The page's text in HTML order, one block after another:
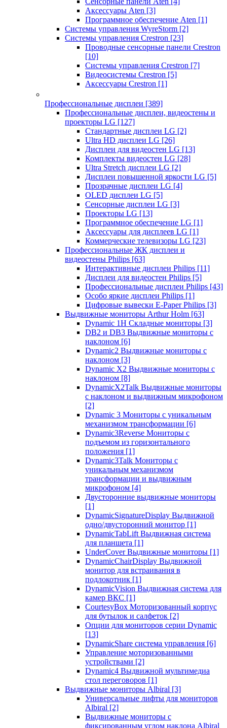
Аксессуары Aten [3]
Программное обеспечение Aten [1]
Системы управления WyreStorm [2]
Системы управления Crestron [23]
Проводные сенсорные панели Crestron
[10]
Системы управления Crestron [7]
Видеосистемы Crestron [5]
Аксессуары Crestron [1]
Профессиональные дисплеи [389]
Профессиональные дисплеи, видеостены и
проекторы LG [127]
Стандартные дисплеи LG [2]
Ultra HD дисплеи LG [26]
Дисплеи для видеостен LG [13]
Комплекты видеостен LG [28]
Ultra Stretch дисплеи LG [2]
Дисплеи повышенной яркости LG [5]
Прозрачные дисплеи LG [4]
OLED дисплеи LG [5]
Сенсорные дисплеи LG [3]
Проекторы LG [13]
Программное обеспечение LG [1]
Аксессуары для дисплеев LG [1]
Коммерческие телевизоры LG [23]
Профессиональные ЖК дисплеи и
видеостены Philips [63]
Интерактивные дисплеи Philips [11]
Дисплеи для видеостен Philips [5]
Профессиональные дисплеи Philips [43]
Особо яркие дисплеи Philips [1]
Цифровые вывески E-Paper Philips [3]
Выдвижные мониторы Arthur Holm [63]
Dynamic 1Н Складные мониторы [3]
DB2 и DB3 Выдвижные мониторы с
наклоном [6]
Dynamic2 Выдвижные мониторы с
наклоном [3]
Dynamic X2 Выдвижные мониторы с
наклоном [8]
DynamicX2Talk Выдвижные мониторы
с наклоном и выдвижным микрофоном
[2]
Dynamic 3 Мониторы с уникальным
механизмом трансформации [6]
Dynamic3Reverse Мониторы с
подъемом из горизонтального
положения [1]
Dynamic3Talk Мониторы с
уникальным механизмом
трансформации и выдвижным
микрофоном [4]
Двусторонние выдвижные мониторы
[1]
DynamicSignatureDisplay Выдвижной
одно/двусторонний монитор [1]
DynamicTabLift Выдвижная система
для планшета [1]
UnderCover Выдвижные мониторы [1]
DynamicChairDisplay Выдвижной
монитор для встраивания в
подлокотник [1]
DynamicVision Выдвижная система для
камер ВКС [1]
CourtesyBox Моторизованный корпус
для бутылок и салфеток [2]
Опции для мониторов серии Dynamic
[13]
DynamicShare система управления [6]
Управление моторизованными
устройствами [2]
Dynamic4 Выдвижной мультимедиа
стол переговоров [1]
Выдвижные мониторы Albiral [3]
Универсальные лифты для мониторов
Albiral [2]
Выдвижные мониторы с
фиксированным углом наклона Albiral